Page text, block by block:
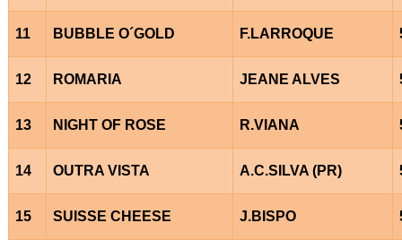
11 BUBBLE O´GOLD F.LARROQUE
12 ROMARIA JEANE ALVES
13 NIGHT OF ROSE R.VIANA
14 OUTRA VISTA A.C.SILVA (PR)
15 SUISSE CHEESE J.BISPO